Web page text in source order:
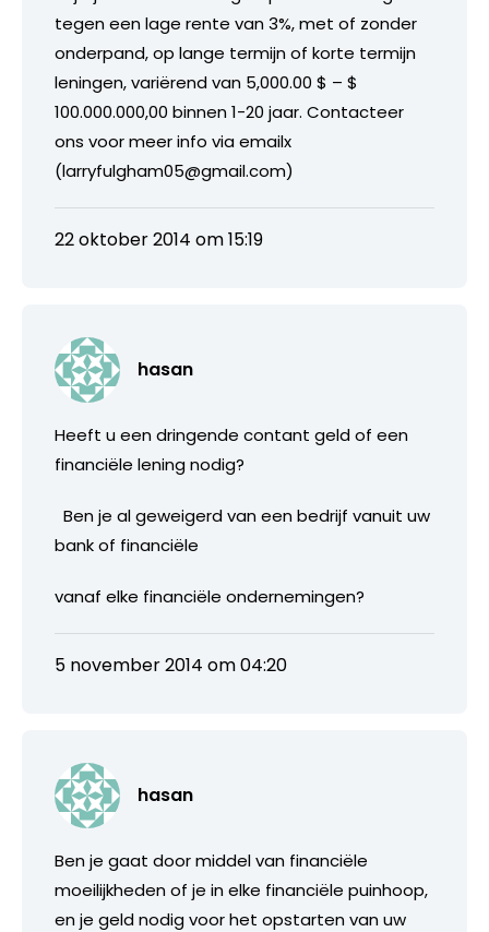
tegen een lage rente van 3%, met of zonder
onderpand, op lange termijn of korte termijn
leningen, variërend van 5,000.00 $ – $
100.000.000,00 binnen 1-20 jaar. Contacteer
ons voor meer info via emailx
(larryfulgham05@gmail.com)
22 oktober 2014 om 15:19
hasan
Heeft u een dringende contant geld of een
financiële lening nodig?
Ben je al geweigerd van een bedrijf vanuit uw
bank of financiële
vanaf elke financiële ondernemingen?
5 november 2014 om 04:20
hasan
Ben je gaat door middel van financiële
moeilijkheden of je in elke financiële puinhoop,
en je geld nodig voor het opstarten van uw